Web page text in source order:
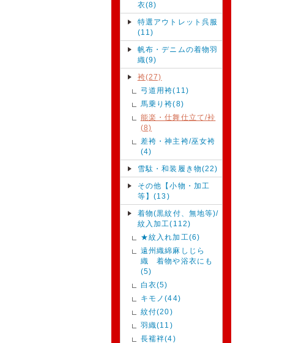
衣(8)
特選アウトレット呉服
(11)
帆布・デニムの着物羽
織(9)
袴(27)
弓道用袴(11)
馬乗り袴(8)
能楽・仕舞仕立て/裃
(8)
差袴・神主袴/巫女袴
(4)
雪駄・和装履き物(22)
その他【小物・加工
等】(13)
着物(黒紋付、無地等)/
紋入加工(112)
★紋入れ加工(6)
遠州織綿麻しじら
織 着物や浴衣にも
(5)
白衣(5)
キモノ(44)
紋付(20)
羽織(11)
長襦袢(4)